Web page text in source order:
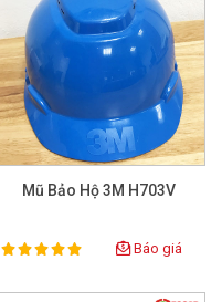
Mũ Bảo Hộ 3M H703V
Rating:
100% Báo giá